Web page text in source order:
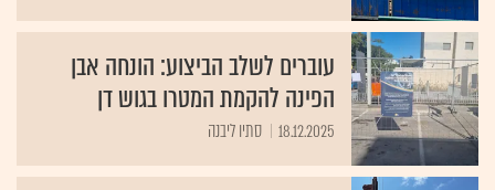
עוברים לשלב הביצוע: הונחה אבן
הפינה להקמת המטרו בגוש דן
18.12.2025 סתיו ליבנה